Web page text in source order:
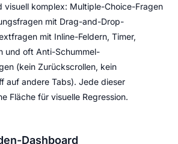
visuell komplex: Multiple-Choice-Fragen
mit Drag-and-Drop-
mit Inline-Feldern, Timer,
und oft Anti-Schummel-
(kein Zurückscrollen, kein
auf andere Tabs). Jede dieser
Fläche für visuelle Regression.
Dashboard